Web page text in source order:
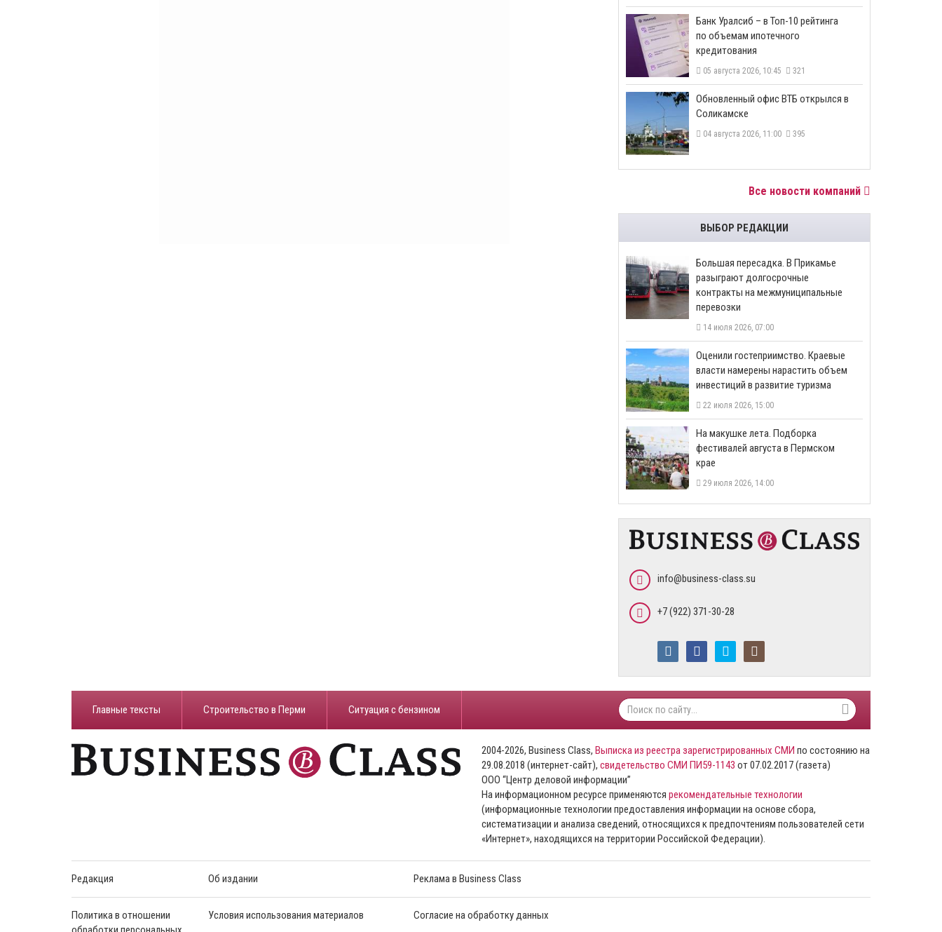
​Банк Уралсиб – в Топ-10 рейтинга
по объемам ипотечного
кредитования
05 августа 2026, 10:45 321
​Обновленный офис ВТБ открылся в
Соликамске
04 августа 2026, 11:00 395
Все новости компаний
ВЫБОР РЕДАКЦИИ
Большая пересадка. В Прикамье
разыграют долгосрочные
контракты на межмуниципальные
перевозки
14 июля 2026, 07:00
Оценили гостеприимство. Краевые
власти намерены нарастить объем
инвестиций в развитие туризма
22 июля 2026, 15:00
На макушке лета. Подборка
фестивалей августа в Пермском
крае
29 июля 2026, 14:00
info@business-class.su
+7 (922) 371-30-28
Главные тексты Строительство в Перми ​Ситуация с бензином
2004-2026, Business Class, Выписка из реестра зарегистрированных СМИ по состоянию на
29.08.2018 (интернет-сайт), свидетельство СМИ ПИ59-1143 от 07.02.2017 (газета)
ООО “Центр деловой информации”
На информационном ресурсе применяются рекомендательные технологии
(информационные технологии предоставления информации на основе сбора,
систематизации и анализа сведений, относящихся к предпочтениям пользователей сети
«Интернет», находящихся на территории Российской Федерации).
Редакция Об издании Реклама в Business Class
Политика в отношении
Условия использования материалов Согласие на обработку данных